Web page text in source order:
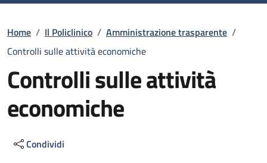
Briciole di pane
Home / Il Policlinico / Amministrazione trasparente /
Controlli sulle attività economiche
Controlli sulle attività
economiche
Condividi